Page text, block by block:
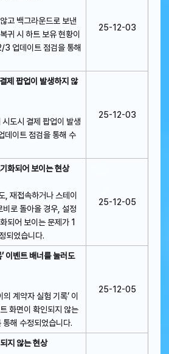
고 백그라운드로 보낸
귀 시 하트 보유 현황이
3 업데이트 점검을 통해
25-12-03
제 팝업이 발생하지 않
도시 결제 팝업이 발생
데이트 점검을 통해 수
25-12-03
화되어 보이는 현상
, 재접속하거나 스테이
로 돌아올 경우, 설정
되어 보이는 문제가 1
되었습니다.
25-12-05
이벤트 배너를 눌러도
계약자 실험 기록’ 이
화면이 확인되지 않는
해 수정되었습니다.
25-12-05
지 않는 현상